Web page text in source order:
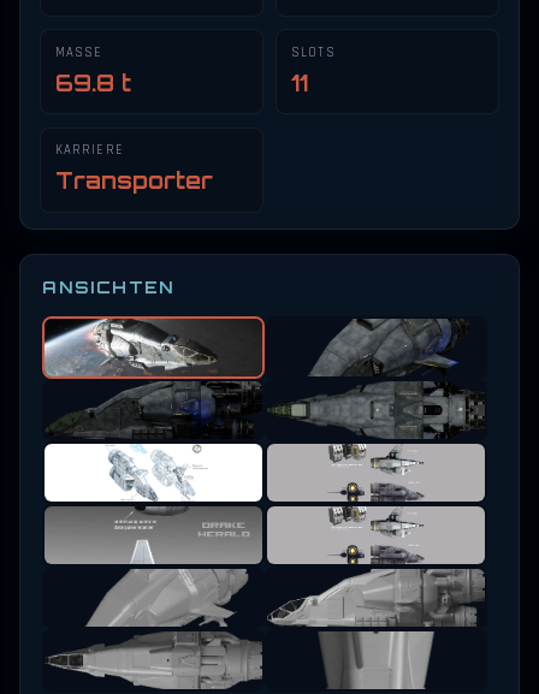
MASSE
69.8 t
SLOTS
11
KARRIERE
Transporter
ANSICHTEN